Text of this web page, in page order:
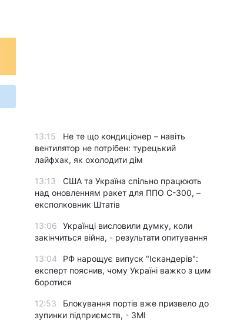
13:15
Не те що кондиціонер – навіть
вентилятор не потрібен: турецький
лайфхак, як охолодити дім
13:13
США та Україна спільно працюють
над оновленням ракет для ППО С-300, –
експолковник Штатів
13:06
Українці висловили думку, коли
закінчиться війна, - результати опитування
13:04
РФ нарощує випуск "Іскандерів":
експерт пояснив, чому Україні важко з цим
боротися
12:53
Блокування портів вже призвело до
зупинки підприємств, - ЗМІ